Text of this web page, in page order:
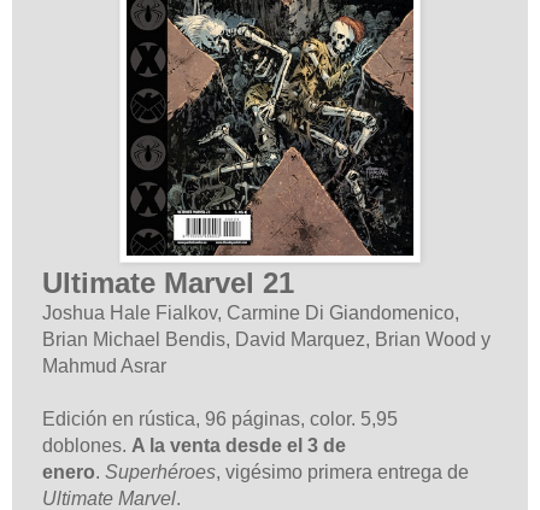
Ultimate Marvel 21
Joshua Hale Fialkov, Carmine Di Giandomenico,
Brian Michael Bendis, David Marquez, Brian Wood y
Mahmud Asrar
Edición en rústica, 96 páginas, color. 5,95
doblones. A la venta desde el 3 de
enero. Superhéroes, vigésimo primera entrega de
Ultimate Marvel.